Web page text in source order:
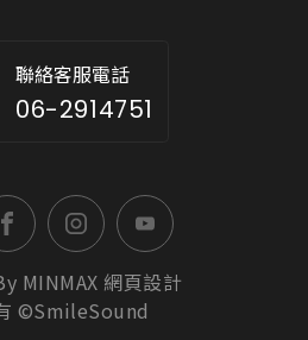
聯絡客服電話
06-2914751
MINMAX 網頁設計
©SmileSound